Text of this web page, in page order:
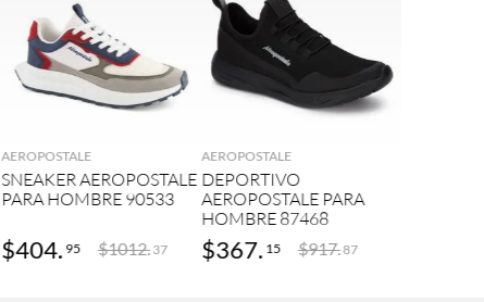
AGREGAR
AEROPOSTALE
SNEAKER AEROPOSTALE
PARA HOMBRE 90533
$404. 95 $1012. 37
AGREGAR
AEROPOSTALE
DEPORTIVO
AEROPOSTALE PARA
HOMBRE 87468
$367. 15 $917.87